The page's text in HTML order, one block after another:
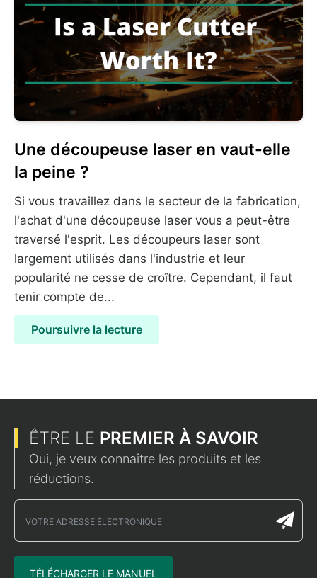
Une découpeuse laser en vaut-elle
la peine ?
Si vous travaillez dans le secteur de la fabrication,
l'achat d'une découpeuse laser vous a peut-être
traversé l'esprit. Les découpeurs laser sont
largement utilisés dans l'industrie et leur
popularité ne cesse de croître. Cependant, il faut
tenir compte de...
Poursuivre la lecture
ÊTRE LE PREMIER À SAVOIR
Oui, je veux connaître les produits et les
réductions.
TÉLÉCHARGER LE MANUEL